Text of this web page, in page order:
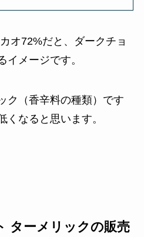
オ72%だと、ダークチョ
イメージです。
ク（香辛料の種類）です
くなると思います。
ターメリックの販売